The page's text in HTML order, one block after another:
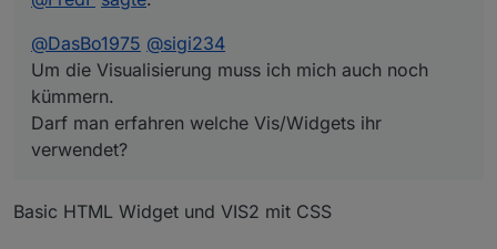
@DasBo1975 @sigi234
Um die Visualisierung muss ich mich auch noch
kümmern.
Darf man erfahren welche Vis/Widgets ihr
verwendet?
Basic HTML Widget und VIS2 mit CSS